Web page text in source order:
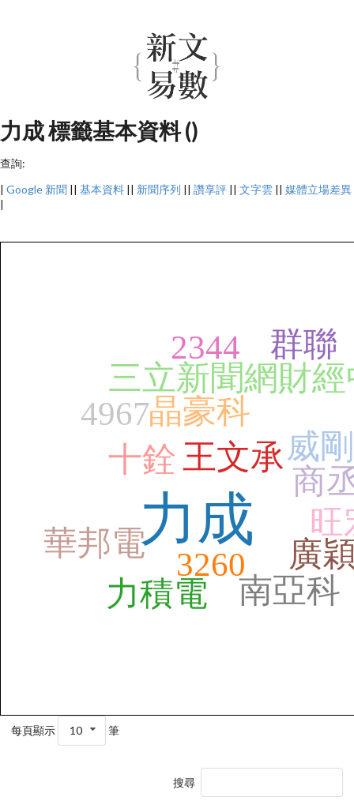
力成 標籤基本資料 ()
查詢:
| Google 新聞 || 基本資料 || 新聞序列 || 讚享評 || 文字雲 || 媒體立場差異
|
力成
威剛
3260
晶豪科
力積電
三立新聞網財
王文承
十銓
群聯
商
廣
華邦電
2344
旺
南亞科
4967
每頁顯示 10 筆
搜尋